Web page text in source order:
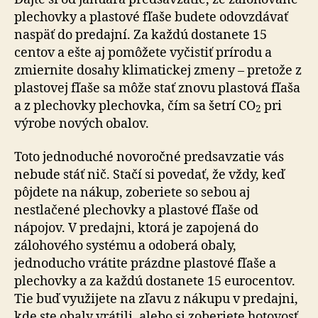
plechovky a plastové fľaše budete odovzdávať
naspäť do predajní. Za každú dostanete 15
centov a ešte aj pomôžete vyčistiť prírodu a
zmiernite dosahy klimatickej zmeny – pretože z
plastovej fľaše sa môže stať znovu plastová fľaša
a z plechovky plechovka, čím sa šetrí CO2 pri
výrobe nových obalov.
Toto jednoduché novoročné predsavzatie vás
nebude stáť nič. Stačí si povedať, že vždy, keď
pôjdete na nákup, zoberiete so sebou aj
nestlačené plechovky a plastové fľaše od
nápojov. V predajni, ktorá je zapojená do
zálohového systému a odoberá obaly,
jednoducho vrátite prázdne plastové fľaše a
plechovky a za každú dostanete 15 eurocentov.
Tie buď využijete na zľavu z nákupu v predajni,